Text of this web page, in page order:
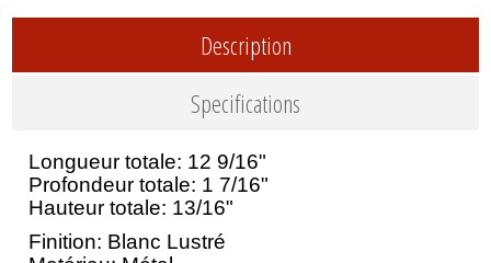
Description
Specifications
Longueur totale: 12 9/16"
Profondeur totale: 1 7/16"
Hauteur totale: 13/16"
Finition: Blanc Lustré